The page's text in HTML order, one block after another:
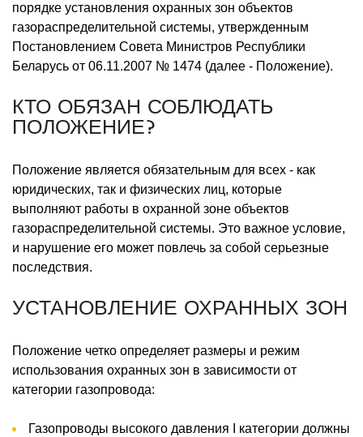
порядке установления охранных зон объектов
газораспределительной системы, утвержденным
Постановлением Совета Министров Республики
Беларусь от 06.11.2007 № 1474 (далее - Положение).
КТО ОБЯЗАН СОБЛЮДАТЬ
ПОЛОЖЕНИЕ?
Положение является обязательным для всех - как
юридических, так и физических лиц, которые
выполняют работы в охранной зоне объектов
газораспределительной системы. Это важное условие,
и нарушение его может повлечь за собой серьезные
последствия.
УСТАНОВЛЕНИЕ ОХРАННЫХ ЗОН
Положение четко определяет размеры и режим
использования охранных зон в зависимости от
категории газопровода:
Газопроводы высокого давления I категории должны